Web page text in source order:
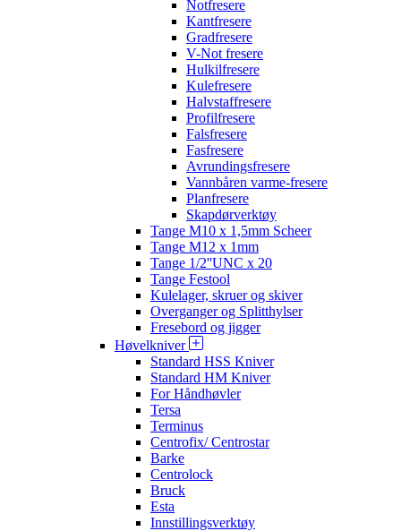
Notfresere
Kantfresere
Gradfresere
V-Not fresere
Hulkilfresere
Kulefresere
Halvstaffresere
Profilfresere
Falsfresere
Fasfresere
Avrundingsfresere
Vannbåren varme-fresere
Planfresere
Skapdørverktøy
Tange M10 x 1,5mm Scheer
Tange M12 x 1mm
Tange 1/2''UNC x 20
Tange Festool
Kulelager, skruer og skiver
Overganger og Splitthylser
Fresebord og jigger
Høvelkniver
Standard HSS Kniver
Standard HM Kniver
For Håndhøvler
Tersa
Terminus
Centrofix/ Centrostar
Barke
Centrolock
Bruck
Esta
Innstillingsverktøy